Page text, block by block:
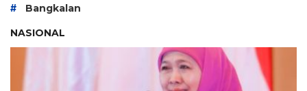
#
Bangkalan
NASIONAL